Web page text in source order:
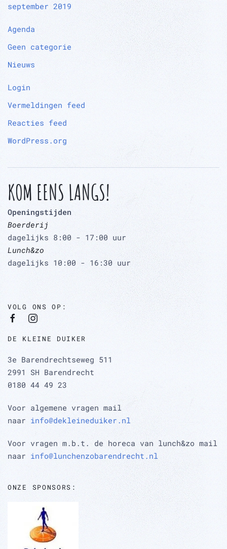
september 2019
Agenda
Geen categorie
Nieuws
Login
Vermeldingen feed
Reacties feed
WordPress.org
KOM EENS LANGS!
Openingstijden
Boerderij
dagelijks 8:00 - 17:00 uur
Lunch&zo
dagelijks 10:00 - 16:30 uur
VOLG ONS OP:
DE KLEINE DUIKER
3e Barendrechtseweg 511
2991 SH Barendrecht
0180 44 49 23
Voor algemene vragen mail
naar info@dekleineduiker.nl
Voor vragen m.b.t. de horeca van lunch&zo mail
naar info@lunchenzobarendrecht.nl
ONZE SPONSORS: